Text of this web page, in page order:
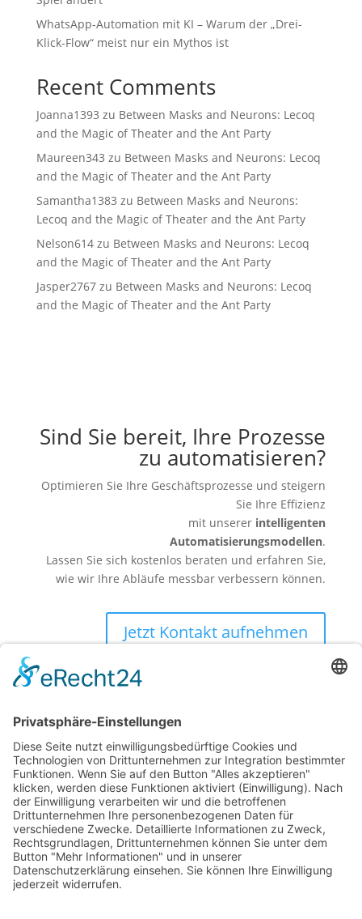
WhatsApp-Automation mit KI – Warum der „Drei-
Klick-Flow“ meist nur ein Mythos ist
Recent Comments
Joanna1393 zu Between Masks and Neurons: Lecoq
and the Magic of Theater and the Ant Party
Maureen343 zu Between Masks and Neurons: Lecoq
and the Magic of Theater and the Ant Party
Samantha1383 zu Between Masks and Neurons:
Lecoq and the Magic of Theater and the Ant Party
Nelson614zu Between Masks and Neurons: Lecoq
and the Magic of Theater and the Ant Party
Jasper2767zu Between Masks and Neurons: Lecoq
and the Magic of Theater and the Ant Party
Sind Sie bereit, Ihre Prozesse
zu automatisieren?
Optimieren Sie Ihre Geschäftsprozesse und steigern
Sie Ihre Effizienz
mit unserer intelligenten
Automatisierungsmodellen.
Lassen Sie sich kostenlos beraten und erfahren Sie,
wie wir Ihre Abläufe messbar verbessern können.
Jetzt Kontakt aufnehmen
mexiaolu| © 2026. Konzept & Umsetzung: Kühe im
Netz GmbH
Alle Rechte vorbehalten.
Folgen